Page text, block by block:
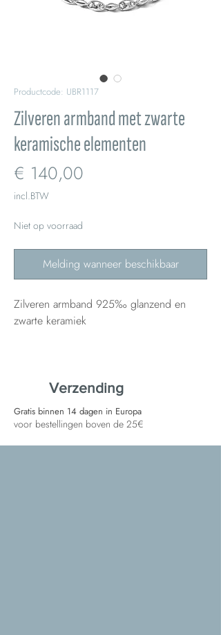
Productcode: UBR1117
Zilveren armband met zwarte
keramische elementen
€ 140,00
incl.BTW
Niet op voorraad
Melding wanneer beschikbaar
Zilveren armband 925‰ glanzend en
zwarte keramiek
Verzending
Gratis binnen 14 dagen in Europa
voor bestellingen boven de 25€